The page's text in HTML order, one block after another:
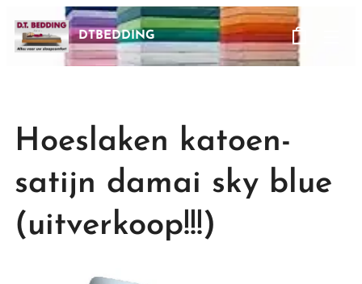
DTBEDDING
Hoeslaken katoen-
satijn damai sky blue
(uitverkoop!!!)